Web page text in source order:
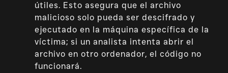
útiles. Esto asegura que el archivo
malicioso solo pueda ser descifrado y
ejecutado en la máquina específica de la
víctima; si un analista intenta abrir el
archivo en otro ordenador, el código no
funcionará.